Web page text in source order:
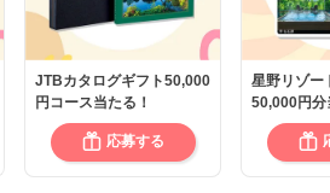
JTBカタログギフト50,000
円コース当たる！
応募する
星野リゾー
50,000円分